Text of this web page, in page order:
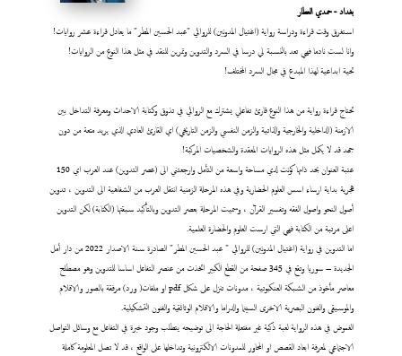
بغداد - حمدي العطار
استغرق وقت قراءة ودراسة رواية (اغتيال المدونين) للروائي "عبد الحسين المطر" ما يعادل قراءة عشر روايات!
وانا لست نادما فهي تعد بالنسبة لي درسا في السرد والتدوين وتمرين للنقد في مثل هذا النوع من الروايات!
تحية ابداعية لهذا المبدع في مجال السرد المختلف!
تحتاج قراءة رواية من هذا النوع قارئ تفاعلي يشترك مع الروائي في تذوق وكتابة الاحداث ومعرفة التداخل بين
الازمنة (الداخلية والخارجية والذاتية والزمن النفسي والزمن التاريخي) اي القارئ العادي الذي يريد متعة من دون
جهد قد لا يكمل مثل هذه الروايات المعقدة والشخصيات المركبة!
عتبة العنوان بحد ذاتها كونت لدي مساحة واسعة من التأمل وارجعتني الى (عصر التدوين) عند العرب اي 150
هجرية بداية ارساء اسس العلوم الحضارية وفي هذه المرحلة الزمنية انتقل العرب من الشفاهية الى التدوين ، تدوين
أصول النحو واصول الفقه وتفسير القرآن ، وسميت المرحلة بعصر التدوين وبالتأكيد سبقتها (الكتابة) لكن التدوين
اعلى مرتبة من الكتابة فهي التي ارست العلوم والحضارة العلمية.
اما التدوين في رواية (اغتيال المدونين) للروائي " عبد الحسين المطر" الصادرة سنة الاصدار 2022 من دار أمل
الجديدة – سوريا وتقع في 345 صفحة من القطع الكبير اتخذت من عنصر التفاعل اساسا للتدوين وهو مصطلح
معاصر مأخوذ من الشبكة العنكبوتية ، مدونات تنزل على شكل pdf او ملفات( ورد) مرفقة بالصور والافلام
والموسيقى والفنون البصرية الاخرى السينما والدراما والافلام الوثائقية والفنون التشكيلية.
الغموض في هذه الرواية لعبة ذكية غير مفتعلة الحاجة الى توضيحه يتطلب وجود خبرة في التفاعل مع وسائل التواصل
الاجتماعي لمعرفة ابعاد القصص او المحاور للمدونات الالكترونية وتداخلها على الواقع ، قد لا تصل المعلومة كاملة